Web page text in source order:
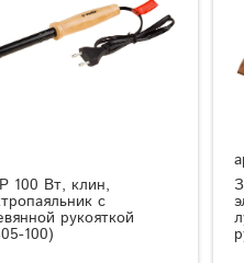
100 Вт, клин,
с
рукояткой
100)